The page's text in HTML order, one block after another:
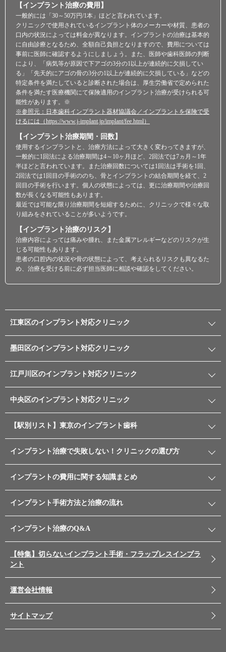
【インプラント治療の費用】
一般的には「30～50万円/1本」ほどと言われています。
クリニックで使用されているインプラント体のメーカーや材質、患者の
口内の状況によっては料金が異なります。インプラントの治療は基本的
に自由診療となるため、全額自己負担となりますので、費用については
事前に医師に確認するようにしましょう。また、医師や歯科医師の判断
により、「病気等が原因で下アゴの3分の1以上が連続的に欠損してい
る」「先天的にアゴの骨の3分の1以上が連続的に欠損している」などの
特定条件を満たしていると診断された場合は、厚生労働省で定められた
条件を満たす医療機関にて保険適用のインプラント治療が受けられる可
能性があります。※
※参照元：日本歯科インプラント器材協議会／インプラントを保険で受
けるには（https://www.j-implant.jp/implant/fee.html）
【インプラント治療期間・回数】
使用するインプラントと、治療方法によって大きく変わってきますが、
一般的に1回法による治療期間は4～10ヶ月ほど、2回法では7ヵ月～1年
半ほどと言われています。また治療回数については1回法は手術を1回、
2回法では1回目の手術ののち、骨とインプラントの結合期間を経て、2
回目の手術を行います。個人の状態によっては、更に治療期間や治療回
数が長くなる可能性もあります。
最近では可能な限り治療期間を短縮するために、クリニックで様々な取
り組みをされていることが多いようです。
【インプラント治療のリスク】
治療内容によっては痛みや腫れ、また金属アレルギーなどのリスクが生
じる可能性もあります。
患者の口腔内の状況や骨の状態によって、考えられるリスクも異なるた
め、治療を受ける前に必ず担当医師に相談や確認をしてください。
江東区のインプラント対応クリニック
墨田区のインプラント対応クリニック
江戸川区のインプラント対応クリニック
中央区のインプラント対応クリニック
【駅別リスト】東京のインプラント歯科
インプラント治療で失敗しない！クリニックの選び方
インプラントの費用に関する知識まとめ
インプラント手術方法と治療の流れ
インプラント治療のQ&A
【特集】切らないインプラント手術・フラップレスインプラ
ント
運営会社情報
サイトマップ